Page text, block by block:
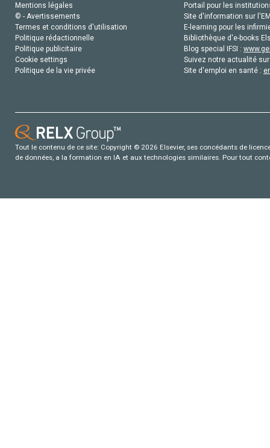
Mentions légales
© - Avertissements
Termes et conditions d'utilisation
Politique rédactionnelle
Politique publicitaire
Cookie settings
Politique de la vie privée
Portail pour les
Site d'information sur
E-learning pour les
Bibliothèque d'e-books
Blog special IFSI :
Suivez notre actualité
Site d'emploi en santé :
Tout le contenu de ce site: Copyright © 2026 Elsevier, ses concédants de
de données, a la formation en IA et aux technologies similaires. Pour tout